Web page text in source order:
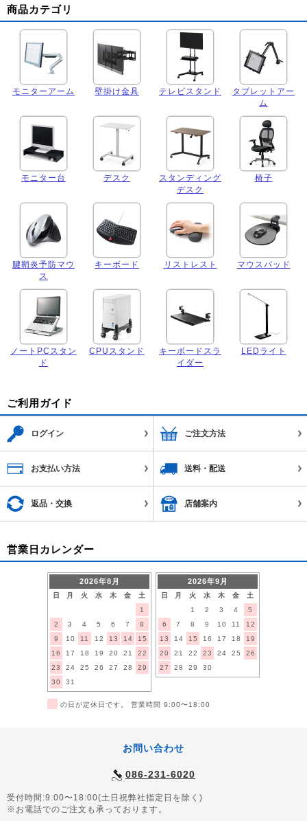
商品カテゴリ
モニターアーム 壁掛け金具 テレビスタンド
タブレットアー
ム
モニター台 デスク
スタンディング
デスク
椅子
腱鞘炎予防マウ
ス
キーボード リストレスト マウスパッド
ノートPCスタン
ド
CPUスタンド
キーボードスラ
イダー
LEDライト
ご利用ガイド
ログイン ご注文方法
お支払い方法 送料・配送
返品・交換 店舗案内
営業日カレンダー
2026年8月
日 月 火 水 木 金
土
1
2
3 4 5 6 7
8
9
10 11 12 13 14
15
16
17 18 19 20 21
22
23
24 25 26 27 28
29
30
31
2026年9月
日 月 火 水 木 金
土
1
2 3 4
5
6
7 8 9 10 11
12
13
14 15 16 17 18
19
20
21 22 23 24 25
26
27
28 29 30
の日が定休日です。 営業時間 9:00〜18:00
お問い合わせ
086-231-6020
受付時間:9:00〜18:00(土日祝弊社指定日を除く)
※お電話でのご注文も承っております。